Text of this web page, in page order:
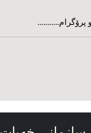
پرۆگرام...........